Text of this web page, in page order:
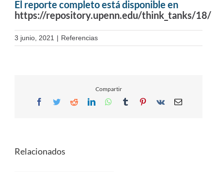
El reporte completo está disponible en
https://repository.upenn.edu/think_tanks/18/
3 junio, 2021 | Referencias
Compartir
Facebook
TwitterRedditLinkedInWhatsApp
TumblrPinterest
Vk Email
Relacionados